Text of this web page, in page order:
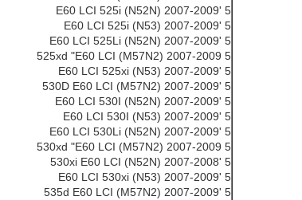
5 'E60 LCI 525i (N52N) 2007-2009
5 'E60 LCI 525i (N53) 2007-2009
5 'E60 LCI 525Li (N52N) 2007-2009
5 525xd "E60 LCI (M57N2) 2007-2009
5 'E60 LCI 525xi (N53) 2007-2009
5 '530D E60 LCI (M57N2) 2007-2009
5 'E60 LCI 530I (N52N) 2007-2009
5 'E60 LCI 530I (N53) 2007-2009
5 'E60 LCI 530Li (N52N) 2007-2009
5 530xd "E60 LCI (M57N2) 2007-2009
5 '530xi E60 LCI (N52N) 2007-2008
5 'E60 LCI 530xi (N53) 2007-2009
5 '535d E60 LCI (M57N2) 2007-2009